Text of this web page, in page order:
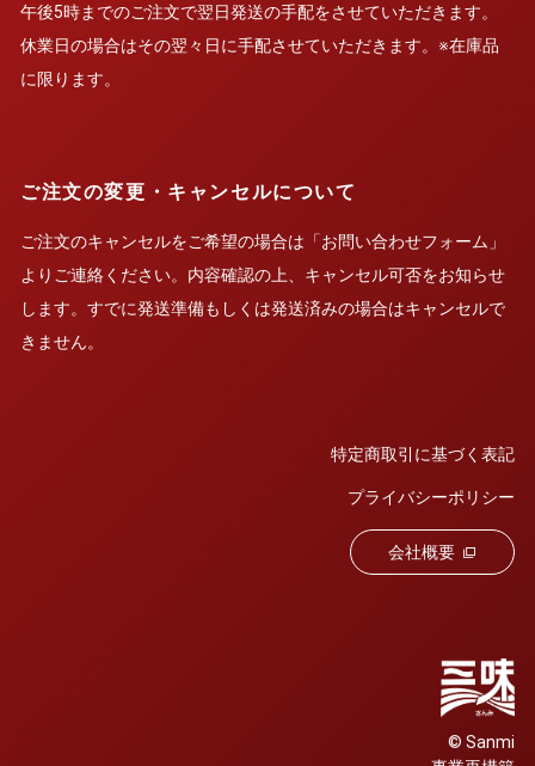
午後5時までのご注文で翌日発送の手配をさせていただきます。
休業日の場合はその翌々日に手配させていただきます。※在庫品
に限ります。
ご注文の変更・キャンセルについて
ご注文のキャンセルをご希望の場合は「お問い合わせフォーム」
よりご連絡ください。内容確認の上、キャンセル可否をお知らせ
します。すでに発送準備もしくは発送済みの場合はキャンセルで
きません。
特定商取引に基づく表記
プライバシーポリシー
会社概要
© Sanmi